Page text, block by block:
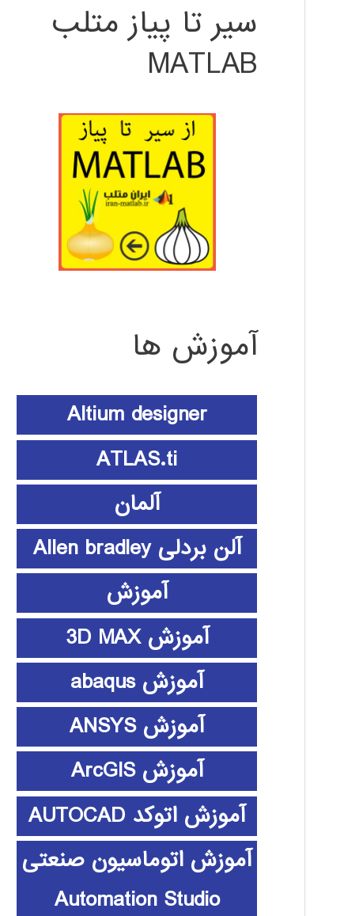
سیر تا پیاز متلب
MATLAB
آموزش ها
Altium designer
ATLAS.ti
آلمان
آلن بردلی Allen bradley
آموزش
آموزش 3D MAX
آموزش abaqus
آموزش ANSYS
آموزش ArcGIS
آموزش اتوکد AUTOCAD
آموزش اتوماسیون صنعتی
Automation Studio